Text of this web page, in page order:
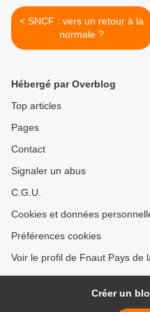
< SNCF : vers un retour à la
normale ?
Hébergé par Overblog
Top articles
Pages
Contact
Signaler un abus
C.G.U.
Cookies et données
Préférences cookies
Voir le profil de Fnaut Pays de
Créer un